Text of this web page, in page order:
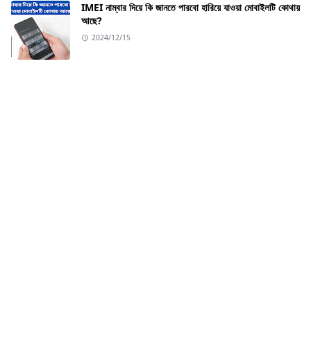
IMEI নাম্বার দিয়ে কি জানতে পারবো হারিয়ে যাওয়া মোবাইলটি কোথায়
আছে?
2024/12/15